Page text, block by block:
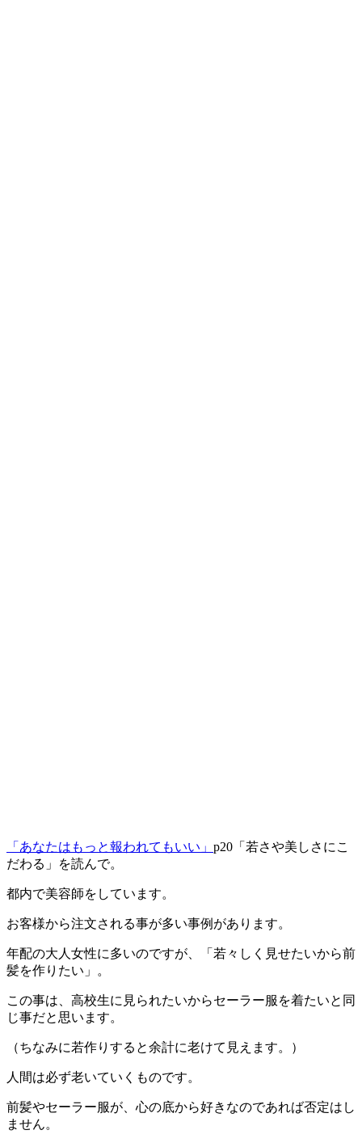
「あなたはもっと報われてもいい」 p20「若さや美しさにこ
だわる」を読んで。
都内で美容師をしています。
お客様から注文される事が多い事例があります。
年配の大人女性に多いのですが、「若々しく見せたいから前
髪を作りたい」。
この事は、高校生に見られたいからセーラー服を着たいと同
じ事だと思います。
（ちなみに若作りすると余計に老けて見えます。）
人間は必ず老いていくものです。
前髪やセーラー服が、心の底から好きなのであれば否定はし
ません。